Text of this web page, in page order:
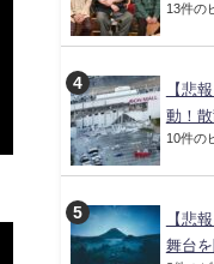
13件の
【悲
動！散
10件の
【悲
舞台